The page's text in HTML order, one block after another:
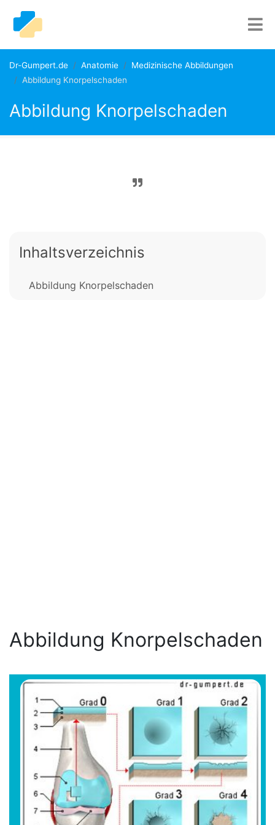
Dr-Gumpert.de Anatomie
Medizinische Abbildungen
Abbildung Knorpelschaden
Abbildung Knorpelschaden
Inhaltsverzeichnis
Abbildung Knorpelschaden
Abbildung Knorpelschaden